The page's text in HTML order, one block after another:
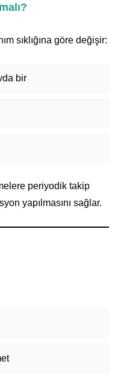
sıklığına göre değişir:
bir
periyodik takip
yapılmasını sağlar.